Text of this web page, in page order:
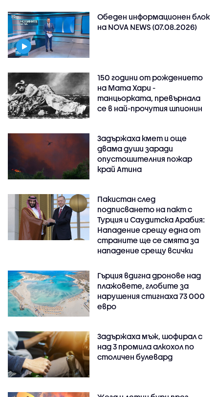
Обеден информационен блок
на NOVA NEWS (07.08.2026)
150 години от рождението
на Мата Хари -
танцьорката, превърнала
се в най-прочутия шпионин
Задържаха кмет и още
двама души заради
опустошителния пожар
край Атина
Пакистан след
подписването на пакт с
Турция и Саудитска Арабия:
Нападение срещу една от
страните ще се смята за
нападение срещу всички
Гърция вдигна дронове над
плажовете, глобите за
нарушения стигнаха 73 000
евро
Задържаха мъж, шофирал с
над 3 промила алкохол по
столичен булевард